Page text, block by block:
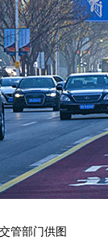
管部门供图